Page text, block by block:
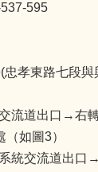
595
孝東路七段與
流道出口→
如圖3）
統交流道出